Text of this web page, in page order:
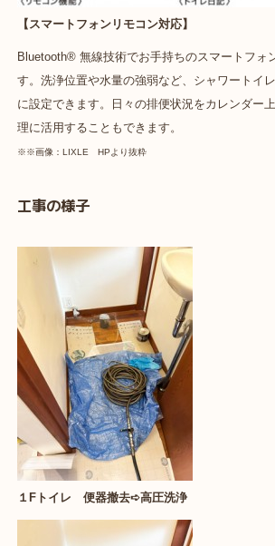
【スマートフォンリモコン対応】
Bluetooth® 無線技術でお手持ちのスマートフォ
す。洗浄位置や水量の強弱など、シャワートイ
に設定できます。日々の排便状況をカレンダー
理に活用することもできます。
※※画像：LIXLE HPより抜粋
工事の様子
１Fトイレ 便器撤去➪高圧洗浄